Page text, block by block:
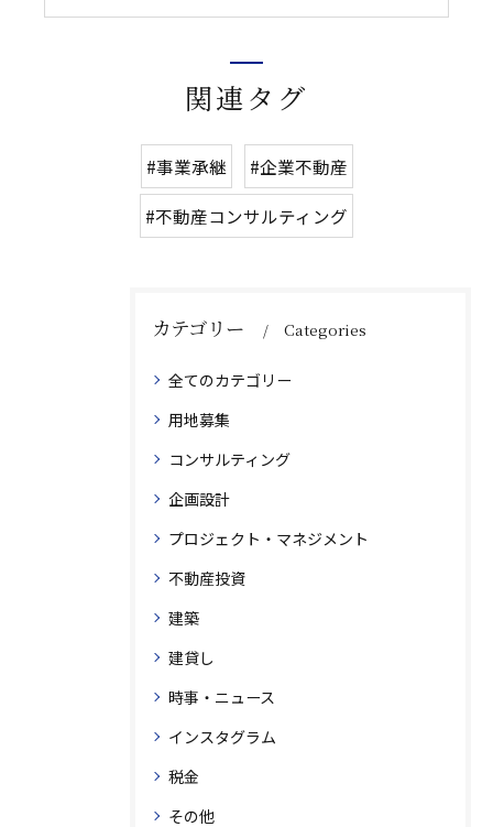
関連タグ
#事業承継 #企業不動産
#不動産コンサルティング
カテゴリー Categories
全てのカテゴリー
用地募集
コンサルティング
企画設計
プロジェクト・マネジメント
不動産投資
建築
建貸し
時事・ニュース
インスタグラム
税金
その他